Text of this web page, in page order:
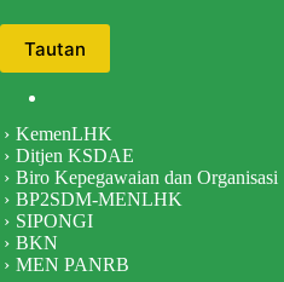
Tautan
KemenLHK
Ditjen KSDAE
Biro Kepegawaian dan Organisasi
BP2SDM-MENLHK
SIPONGI
BKN
MEN PANRB